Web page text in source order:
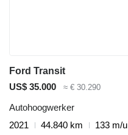
Ford Transit
US$ 35.000
≈ € 30.290
Autohoogwerker
2021
44.840 km
133 m/u